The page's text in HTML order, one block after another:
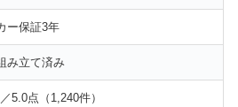
ー保証3年
み立て済み
5.0点（1,240件）